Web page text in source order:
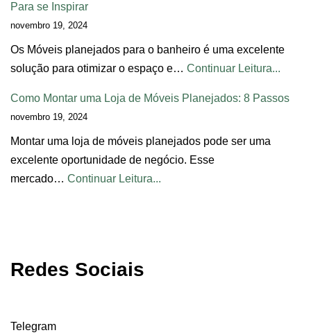
Para se Inspirar
novembro 19, 2024
Os Móveis planejados para o banheiro é uma excelente
solução para otimizar o espaço e… Continuar Leitura...
Como Montar uma Loja de Móveis Planejados: 8 Passos
novembro 19, 2024
Montar uma loja de móveis planejados pode ser uma
excelente oportunidade de negócio. Esse
mercado… Continuar Leitura...
Redes Sociais
Telegram